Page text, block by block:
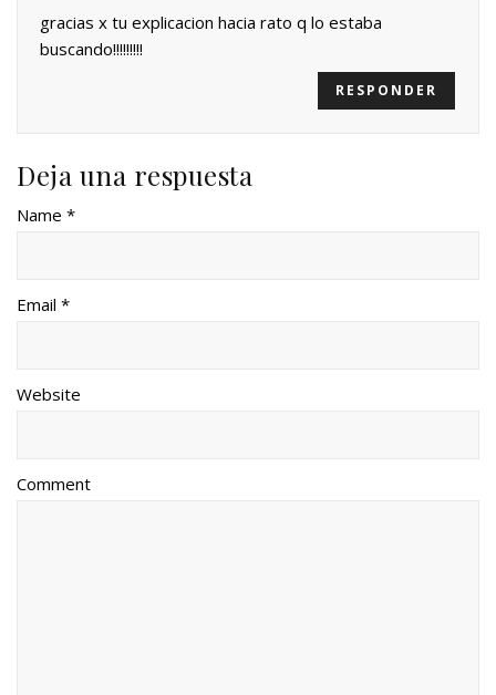
gracias x tu explicacion hacia rato q lo estaba
buscando!!!!!!!!!
RESPONDER
Deja una respuesta
Name *
Email *
Website
Comment